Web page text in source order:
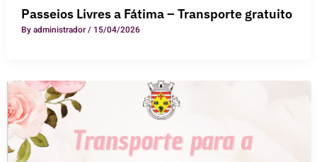
Passeios Livres a Fátima – Transporte gratuito
Byadministrador/ 15/04/2026